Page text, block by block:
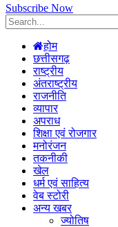
Subscribe Now
होम
छत्तीसगढ़
राष्ट्रीय
अंतराष्ट्रीय
राजनीति
व्यापार
अपराध
शिक्षा एवं रोजगार
मनोरंजन
तकनीकी
खेल
धर्म एवं साहित्य
वेब स्टोरी
अन्य खबर
ज्योतिष